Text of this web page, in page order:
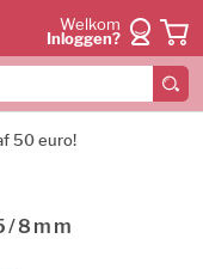
Welkom
Inloggen?
50 euro!
8mm